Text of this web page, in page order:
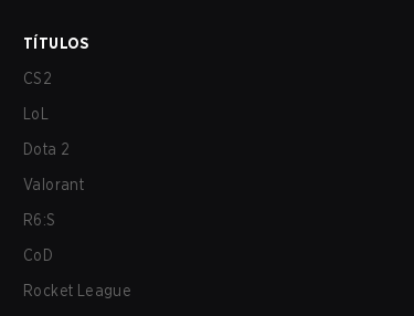
TÍTULOS
CS2
LoL
Dota 2
Valorant
R6:S
CoD
Rocket League